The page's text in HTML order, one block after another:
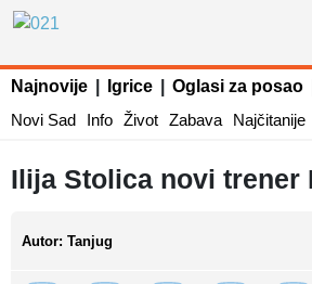
Najnovije Igrice Oglasi za posao
Novi Sad
Info Život Zabava Najčitanije
Ilija Stolica novi trener
Autor: Tanjug